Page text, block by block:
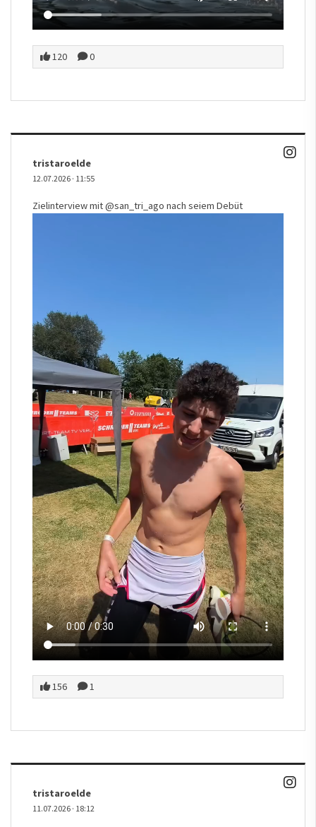
120 0
tristaroelde
12.07.2026 · 11:55
Zielinterview mit@san_tri_ago nach seiem Debüt
156 1
tristaroelde
11.07.2026 · 18:12